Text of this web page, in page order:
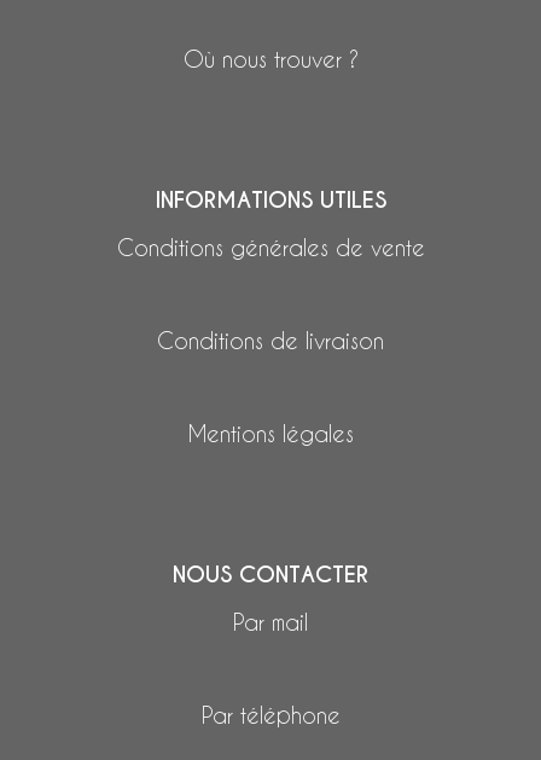
Où nous trouver ?
INFORMATIONS UTILES
Conditions générales de vente
Conditions de livraison
Mentions légales
NOUS CONTACTER
Par mail
Par téléphone